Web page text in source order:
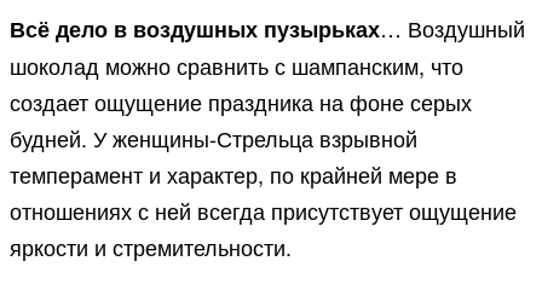
Всё дело в воздушных пузырьках… Воздушный
шоколад можно сравнить с шампанским, что
создает ощущение праздника на фоне серых
будней. У женщины-Стрельца взрывной
темперамент и характер, по крайней мере в
отношениях с ней всегда присутствует ощущение
яркости и стремительности.